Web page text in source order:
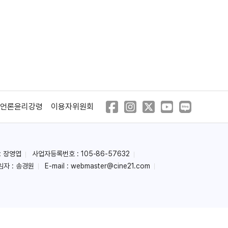
언론윤리강령 이용자위원회
장영엽
사업자등록번호 : 105-86-57632
자 : 송경원 E-mail : webmaster@cine21.com